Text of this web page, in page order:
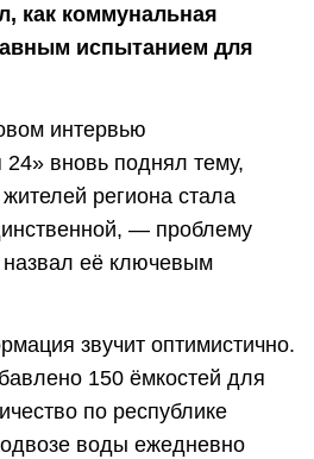
как коммунальная
испытанием для
интервью
24» вновь поднял тему,
региона стала
— проблему
её ключевым
звучит оптимистично.
150 ёмкостей для
по республике
воды ежедневно